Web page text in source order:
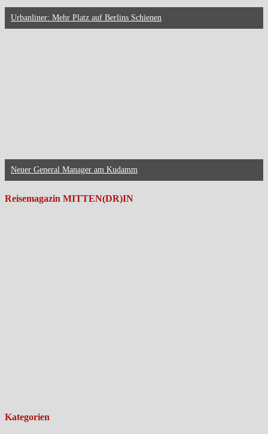
Urbanliner: Mehr Platz auf Berlins Schienen
Neuer General Manager am Kudamm
Reisemagazin MITTEN(DR)IN
Kategorien